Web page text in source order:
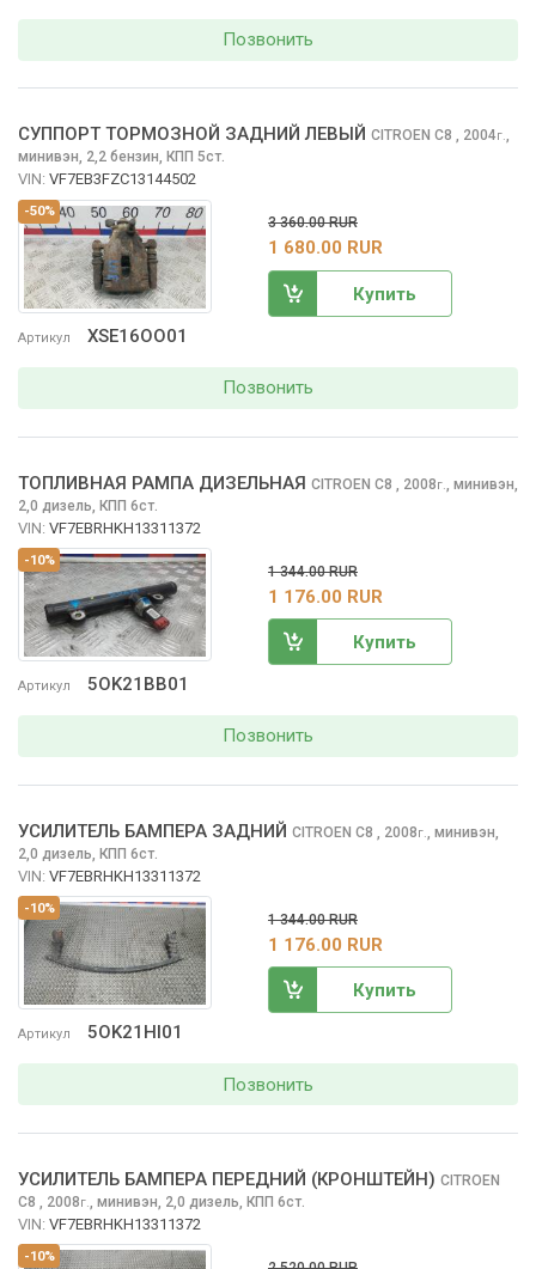
Позвонить
-50%
Артикул XSE16OO01
СУППОРТ ТОРМОЗНОЙ ЗАДНИЙ ЛЕВЫЙ CITROEN C8 , 2004г.,
минивэн, 2,2 бензин, КПП 5ст.
VIN: VF7EB3FZC13144502
3 360.00 RUR
1 680.00 RUR
Купить
Позвонить
-10%
Артикул 5OK21BB01
ТОПЛИВНАЯ РАМПА ДИЗЕЛЬНАЯ CITROEN C8 , 2008г.
минивэн,
2,0 дизель, КПП 6ст.
VIN: VF7EBRHKH13311372
1 344.00 RUR
1 176.00 RUR
Купить
Позвонить
-10%
Артикул 5OK21HI01
УСИЛИТЕЛЬ БАМПЕРА ЗАДНИЙ CITROEN C8 , 2008г.
минивэн,
2,0 дизель, КПП 6ст.
VIN: VF7EBRHKH13311372
1 344.00 RUR
1 176.00 RUR
Купить
Позвонить
-10%
УСИЛИТЕЛЬ БАМПЕРА ПЕРЕДНИЙ (КРОНШТЕЙН) CITROEN
C8
, 2008г. минивэн, 2,0 дизель, КПП 6ст.
VIN: VF7EBRHKH13311372